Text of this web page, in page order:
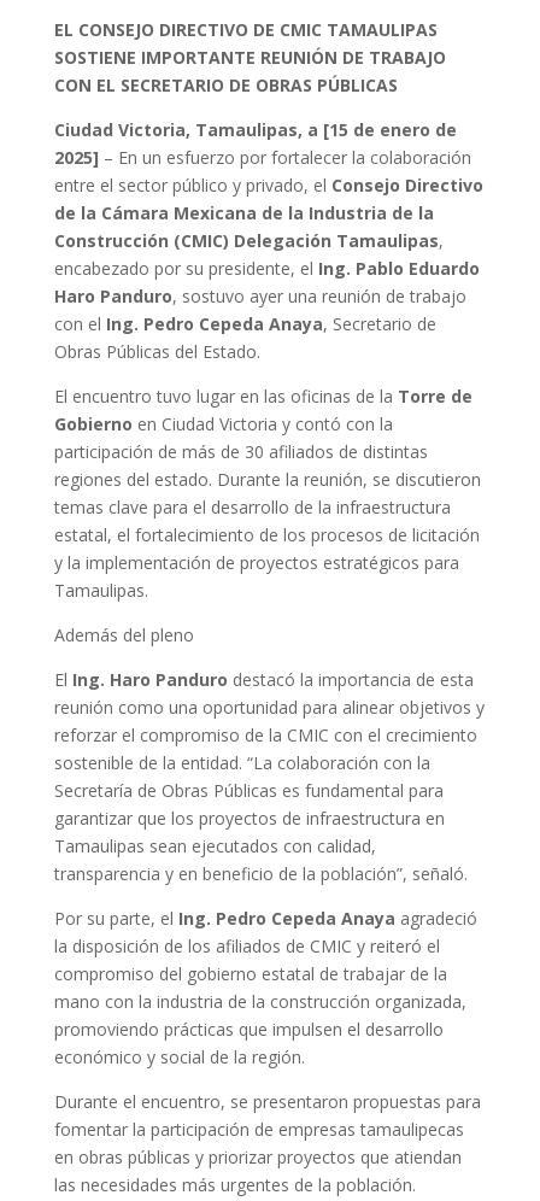
EL CONSEJO DIRECTIVO DE CMIC TAMAULIPAS
SOSTIENE IMPORTANTE REUNIÓN DE TRABAJO
CON EL SECRETARIO DE OBRAS PÚBLICAS
Ciudad Victoria, Tamaulipas, a [15 de enero de
2025] – En un esfuerzo por fortalecer la colaboración
entre el sector público y privado, el Consejo Directivo
de la Cámara Mexicana de la Industria de la
Construcción (CMIC) Delegación Tamaulipas,
encabezado por su presidente, el Ing. Pablo Eduardo
Haro Panduro, sostuvo ayer una reunión de trabajo
con el Ing. Pedro Cepeda Anaya, Secretario de
Obras Públicas del Estado.
El encuentro tuvo lugar en las oficinas de la Torre de
Gobierno en Ciudad Victoria y contó con la
participación de más de 30 afiliados de distintas
regiones del estado. Durante la reunión, se discutieron
temas clave para el desarrollo de la infraestructura
estatal, el fortalecimiento de los procesos de licitación
y la implementación de proyectos estratégicos para
Tamaulipas.
Además del pleno
El Ing. Haro Panduro destacó la importancia de esta
reunión como una oportunidad para alinear objetivos y
reforzar el compromiso de la CMIC con el crecimiento
sostenible de la entidad. “La colaboración con la
Secretaría de Obras Públicas es fundamental para
garantizar que los proyectos de infraestructura en
Tamaulipas sean ejecutados con calidad,
transparencia y en beneficio de la población”, señaló.
Por su parte, el Ing. Pedro Cepeda Anaya agradeció
la disposición de los afiliados de CMIC y reiteró el
compromiso del gobierno estatal de trabajar de la
mano con la industria de la construcción organizada,
promoviendo prácticas que impulsen el desarrollo
económico y social de la región.
Durante el encuentro, se presentaron propuestas para
fomentar la participación de empresas tamaulipecas
en obras públicas y priorizar proyectos que atiendan
las necesidades más urgentes de la población.